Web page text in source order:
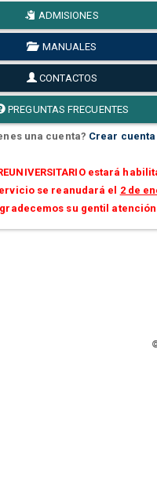
ADMISIONES
MANUALES
CONTACTOS
PREGUNTAS FRECUENTES
una cuenta? Crear cuenta
estará
se reanudará el 2 de
su gentil